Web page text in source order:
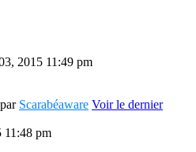
2015 11:49 pm
par Scarabéaware Voir le dernier
11:48 pm